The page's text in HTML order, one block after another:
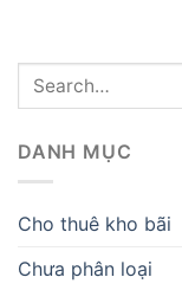
DANH MỤC
Cho thuê kho bãi
Chưa phân loại